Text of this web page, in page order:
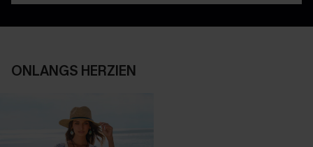
ONLANGS HERZIEN